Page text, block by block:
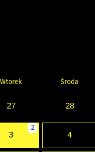
Wtorek Środa
27 28
2
3 4